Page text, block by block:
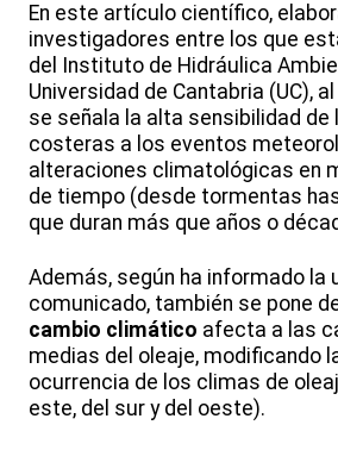
En este artículo científico,
investigadores entre los que
del Instituto de Hidráulica
Universidad de Cantabria (UC),
se señala la alta sensibilidad de
costeras a los eventos
alteraciones climatológicas en
de tiempo (desde tormentas
que duran más que años o
Además, según ha informado la
comunicado, también se pone
cambio climático afecta a las
medias del oleaje, modificando
ocurrencia de los climas de
este, del sur y del oeste).